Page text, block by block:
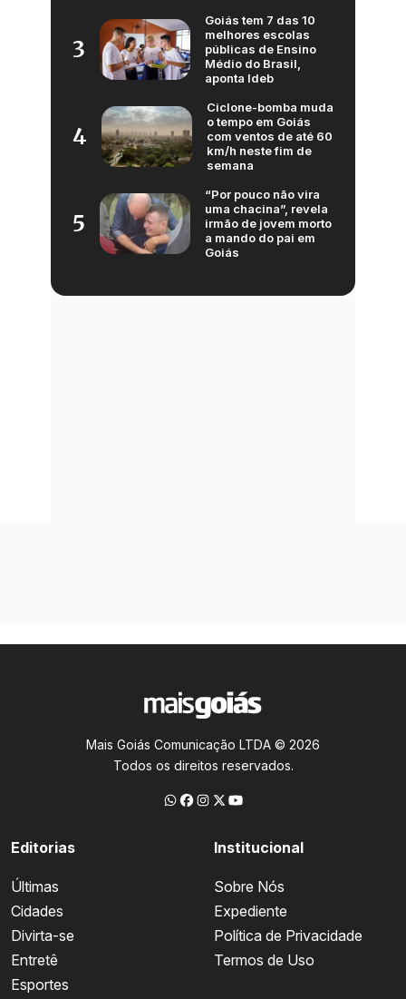
3
Goiás tem 7 das 10
melhores escolas
públicas de Ensino
Médio do Brasil,
aponta Ideb
4
Ciclone-bomba muda
o tempo em Goiás
com ventos de até 60
km/h neste fim de
semana
5
“Por pouco não vira
uma chacina”, revela
irmão de jovem morto
a mando do pai em
Goiás
Mais Goiás Comunicação LTDA © 2026
Todos os direitos reservados.
Editorias
Últimas
Cidades
Divirta-se
Entretê
Esportes
Institucional
Sobre Nós
Expediente
Política de Privacidade
Termos de Uso